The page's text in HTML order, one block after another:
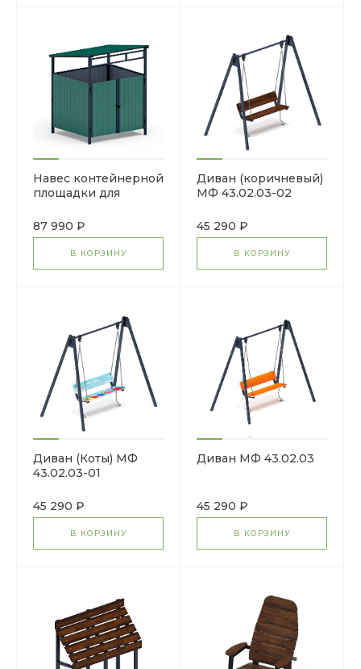
Навес контейнерной
площадки для
МФ 55.02.02.1-01
87 990 ₽
В КОРЗИНУ
Диван (коричневый)
МФ 43.02.03-02
45 290 ₽
В КОРЗИНУ
Диван (Коты) МФ
43.02.03-01
45 290 ₽
В КОРЗИНУ
Диван МФ 43.02.03
45 290 ₽
В КОРЗИНУ